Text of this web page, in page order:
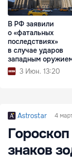
В РФ заявили
о «фатальных
последствиях»
в случае ударов
западным
3 Июн. 13:20
Astrostar 4
знаков